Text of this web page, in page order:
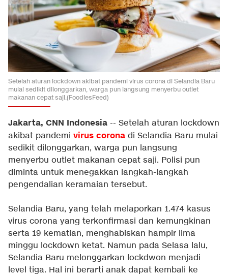
Setelah aturan lockdown akibat pandemi virus corona di Selandia Baru
mulai sedikit dilonggarkan, warga pun langsung menyerbu outlet
makanan cepat saji.(FoodiesFeed)
Jakarta, CNN Indonesia -- Setelah aturan lockdown
akibat pandemi virus corona di Selandia Baru mulai
sedikit dilonggarkan, warga pun langsung
menyerbu outlet makanan cepat saji. Polisi pun
diminta untuk menegakkan langkah-langkah
pengendalian keramaian tersebut.
Selandia Baru, yang telah melaporkan 1.474 kasus
virus corona yang terkonfirmasi dan kemungkinan
serta 19 kematian, menghabiskan hampir lima
minggu lockdown ketat. Namun pada Selasa lalu,
Selandia Baru melonggarkan lockdwon menjadi
level tiga. Hal ini berarti anak dapat kembali ke